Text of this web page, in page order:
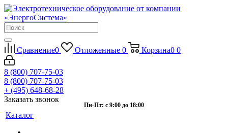
Сравнение0 Отложенные 0 Корзина0 0
8 (800) 707-75-03
8 (800) 707-75-03
+ (495) 648-68-28
Заказать звонок
Пн-Пт: с 9:00 до 18:00
Каталог